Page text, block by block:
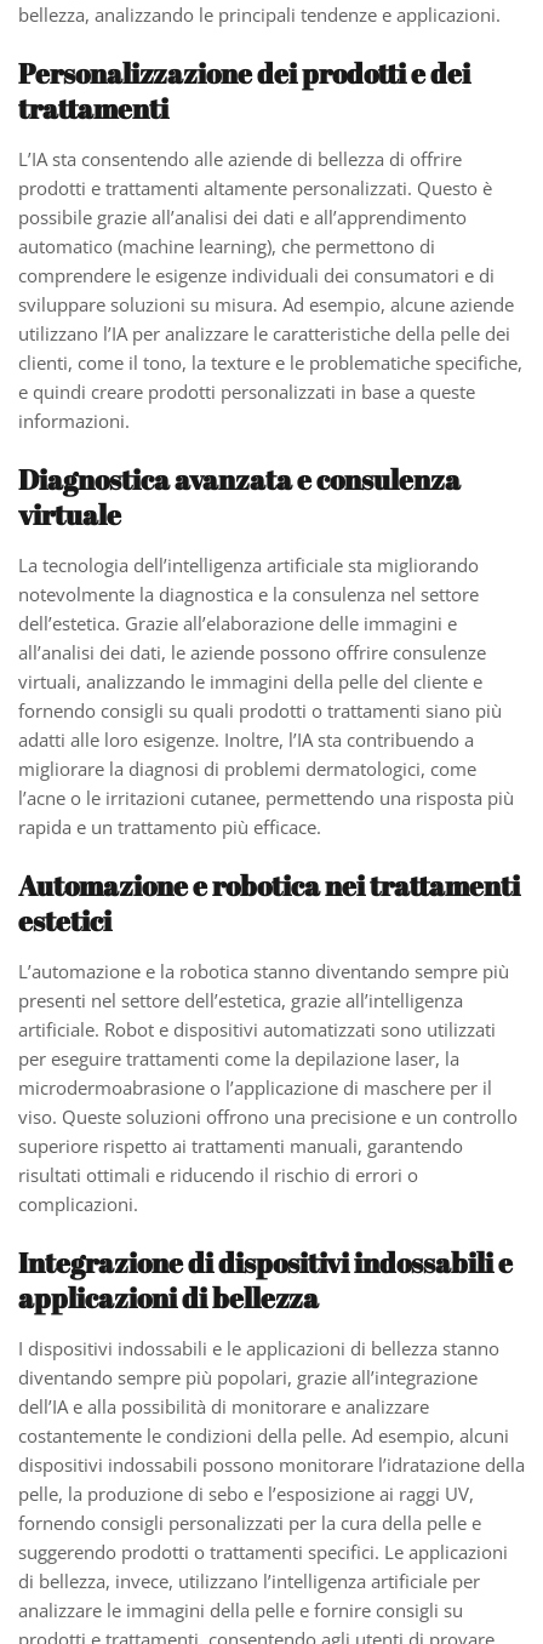
bellezza, analizzando le principali tendenze e applicazioni.
Personalizzazione dei prodotti e dei
trattamenti
L’IA sta consentendo alle aziende di bellezza di offrire
prodotti e trattamenti altamente personalizzati. Questo è
possibile grazie all’analisi dei dati e all’apprendimento
automatico (machine learning), che permettono di
comprendere le esigenze individuali dei consumatori e di
sviluppare soluzioni su misura. Ad esempio, alcune aziende
utilizzano l’IA per analizzare le caratteristiche della pelle dei
clienti, come il tono, la texture e le problematiche specifiche,
e quindi creare prodotti personalizzati in base a queste
informazioni.
Diagnostica avanzata e consulenza
virtuale
La tecnologia dell’intelligenza artificiale sta migliorando
notevolmente la diagnostica e la consulenza nel settore
dell’estetica. Grazie all’elaborazione delle immagini e
all’analisi dei dati, le aziende possono offrire consulenze
virtuali, analizzando le immagini della pelle del cliente e
fornendo consigli su quali prodotti o trattamenti siano più
adatti alle loro esigenze. Inoltre, l’IA sta contribuendo a
migliorare la diagnosi di problemi dermatologici, come
l’acne o le irritazioni cutanee, permettendo una risposta più
rapida e un trattamento più efficace.
Automazione e robotica nei trattamenti
estetici
L’automazione e la robotica stanno diventando sempre più
presenti nel settore dell’estetica, grazie all’intelligenza
artificiale. Robot e dispositivi automatizzati sono utilizzati
per eseguire trattamenti come la depilazione laser, la
microdermoabrasione o l’applicazione di maschere per il
viso. Queste soluzioni offrono una precisione e un controllo
superiore rispetto ai trattamenti manuali, garantendo
risultati ottimali e riducendo il rischio di errori o
complicazioni.
Integrazione di dispositivi indossabili e
applicazioni di bellezza
I dispositivi indossabili e le applicazioni di bellezza stanno
diventando sempre più popolari, grazie all’integrazione
dell’IA e alla possibilità di monitorare e analizzare
costantemente le condizioni della pelle. Ad esempio, alcuni
dispositivi indossabili possono monitorare l’idratazione della
pelle, la produzione di sebo e l’esposizione ai raggi UV,
fornendo consigli personalizzati per la cura della pelle e
suggerendo prodotti o trattamenti specifici. Le applicazioni
di bellezza, invece, utilizzano l’intelligenza artificiale per
analizzare le immagini della pelle e fornire consigli su